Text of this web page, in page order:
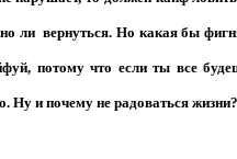
ли вернуться. Но какая бы
потому что если ты все
Ну и почему не радоваться жизни?